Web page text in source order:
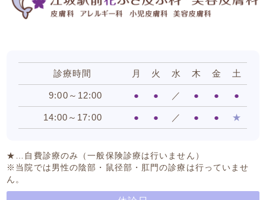
診療時間 月 火 水 木 金 土
9:00～12:00 ● ● ／ ● ● ●
14:00～17:00 ● ● ／ ● ● ★
★…自費診療のみ（一般保険診療は行いません）
※当院では男性の陰部・鼠径部・肛門の診療は行っていませ
ん。